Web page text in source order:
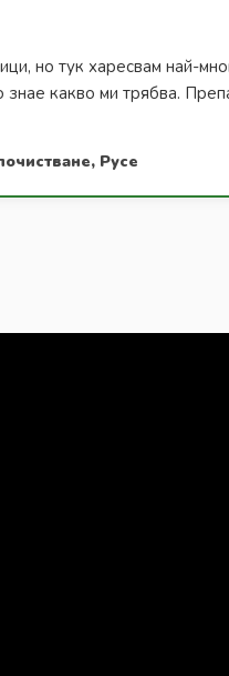
но тук харесвам най-
знае какво ми трябва.
Русе